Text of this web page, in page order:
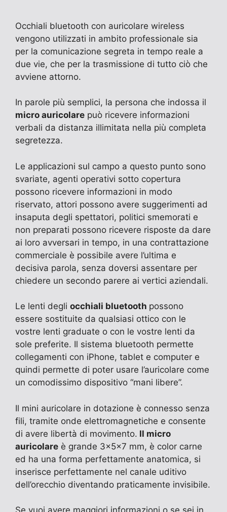
Occhiali bluetooth con auricolare wireless
vengono utilizzati in ambito professionale sia
per la comunicazione segreta in tempo reale a
due vie, che per la trasmissione di tutto ciò che
avviene attorno.
In parole più semplici, la persona che indossa il
micro auricolare può ricevere informazioni
verbali da distanza illimitata nella più completa
segretezza.
Le applicazioni sul campo a questo punto sono
svariate, agenti operativi sotto copertura
possono ricevere informazioni in modo
riservato, attori possono avere suggerimenti ad
insaputa degli spettatori, politici smemorati e
non preparati possono ricevere risposte da dare
ai loro avversari in tempo, in una contrattazione
commerciale è possibile avere l’ultima e
decisiva parola, senza doversi assentare per
chiedere un secondo parere ai vertici aziendali.
Le lenti degli occhiali bluetooth possono
essere sostituite da qualsiasi ottico con le
vostre lenti graduate o con le vostre lenti da
sole preferite. Il sistema bluetooth permette
collegamenti con iPhone, tablet e computer e
quindi permette di poter usare l’auricolare come
un comodissimo dispositivo “mani libere”.
Il mini auricolare in dotazione è connesso senza
fili, tramite onde elettromagnetiche e consente
di avere libertà di movimento. Il micro
auricolare è grande 3x5x7 mm, è color carne
ed ha una forma perfettamente anatomica, si
inserisce perfettamente nel canale uditivo
dell’orecchio diventando praticamente invisibile.